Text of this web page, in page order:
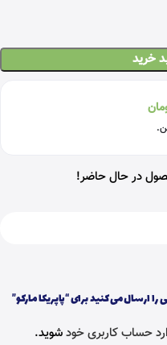
خرید
در حال حاضر!
ارسال می کنید برای “پاپریکا مارکو”
حساب کاربری خودشوید.